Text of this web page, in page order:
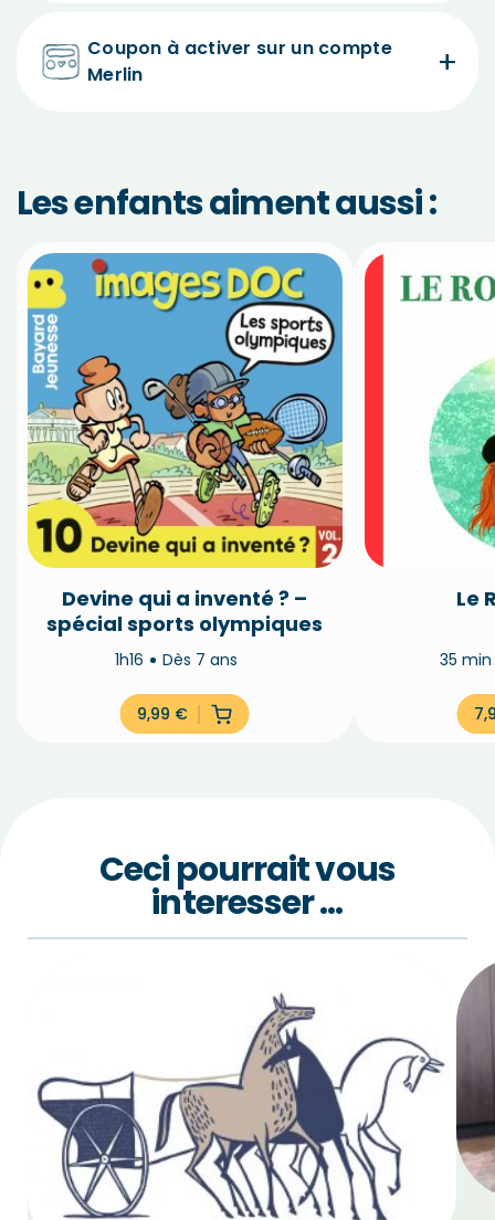
Coupon à activer sur un compte
Merlin
Les enfants aiment aussi :
Devine qui a inventé ? –
spécial sports olympiques
1h16 Dès 7 ans
9,99 €
Le
35
Ceci pourrait vous
interesser …